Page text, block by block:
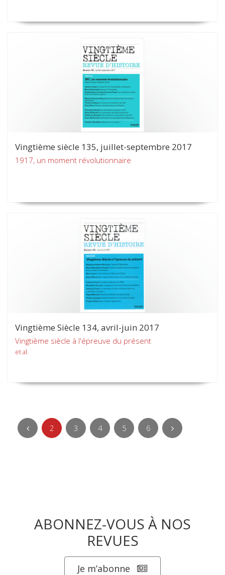
Vingtième siècle 135, juillet-septembre 2017
1917, un moment révolutionnaire
Vingtième Siècle 134, avril-juin 2017
Vingtième siècle à l'épreuve du présent
et al.
2 3 4 5 6
ABONNEZ-VOUS À NOS
REVUES
Je m’abonne